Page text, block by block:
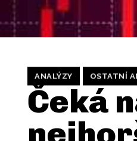
ANALÝZY OSTATNÍ
Čeká